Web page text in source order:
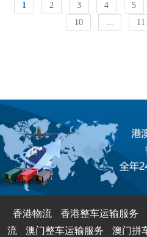
1 2 3 4 5
10
... 11
香港物流 香港整车运输服务
流
澳门整车运输服务 澳门拼